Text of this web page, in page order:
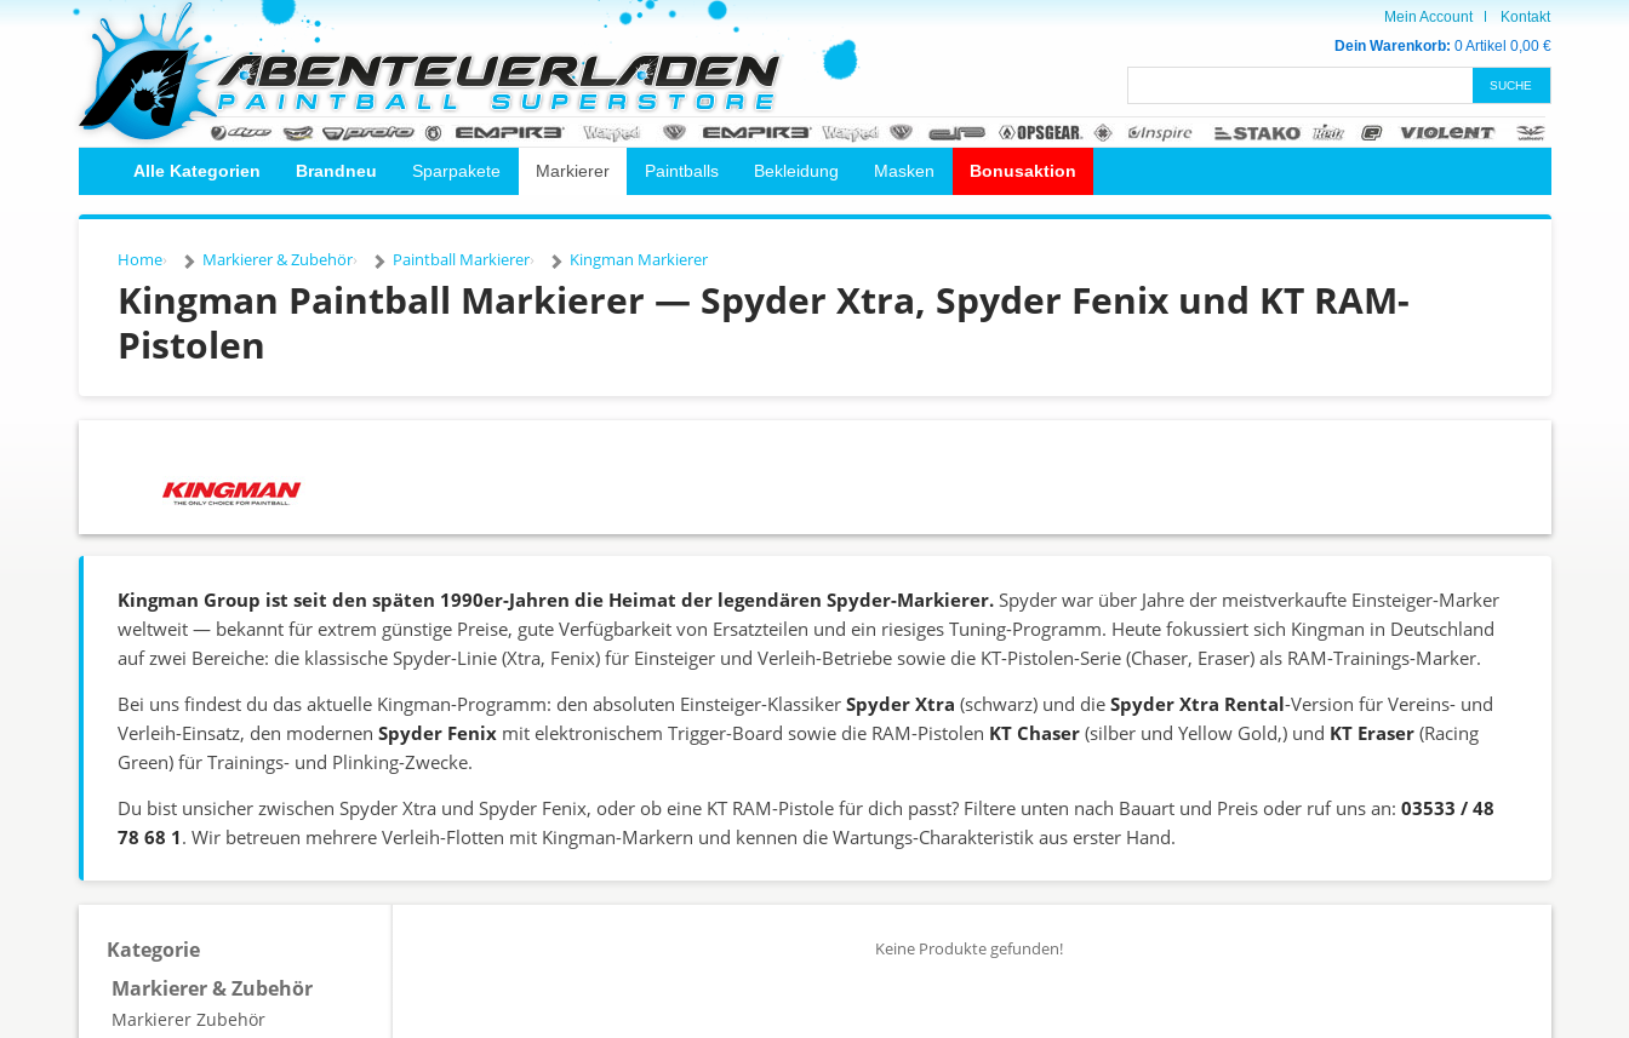
Mein Account
Kontakt
Dein Warenkorb: 0 Artikel 0,00 €
Alle Kategorien Brandneu Sparpakete Markierer Paintballs Bekleidung Masken Bonusaktion
Home Markierer & Zubehör Paintball Markierer Kingman Markierer
Kingman Paintball Markierer — Spyder Xtra, Spyder Fenix und KT RAM-
Pistolen
Kingman Group ist seit den späten 1990er-Jahren die Heimat der legendären Spyder-Markierer.Spyder war über Jahre der meistverkaufte Einsteiger-Marker
weltweit — bekannt für extrem günstige Preise, gute Verfügbarkeit von Ersatzteilen und ein riesiges Tuning-Programm. Heute fokussiert sich Kingman in Deutschland
auf zwei Bereiche: die klassische Spyder-Linie (Xtra, Fenix) für Einsteiger und Verleih-Betriebe sowie die KT-Pistolen-Serie (Chaser, Eraser) als RAM-Trainings-Marker.
Bei uns findest du das aktuelle Kingman-Programm: den absoluten Einsteiger-Klassiker Spyder Xtra (schwarz) und die Spyder Xtra Rental-Version für Vereins- und
Verleih-Einsatz, den modernen Spyder Fenixmit elektronischem Trigger-Board sowie die RAM-Pistolen KT Chaser(silber und Yellow Gold,) und KT Eraser(Racing
Green) für Trainings- und Plinking-Zwecke.
Du bist unsicher zwischen Spyder Xtra und Spyder Fenix, oder ob eine KT RAM-Pistole für dich passt? Filtere unten nach Bauart und Preis oder ruf uns an: 03533 / 48
78 68 1. Wir betreuen mehrere Verleih-Flotten mit Kingman-Markern und kennen die Wartungs-Charakteristik aus erster Hand.
Kategorie
Markierer & Zubehör
Markierer Zubehör
Keine Produkte gefunden!